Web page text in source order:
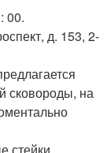
00.
д. 153, 2-
сковороды, на